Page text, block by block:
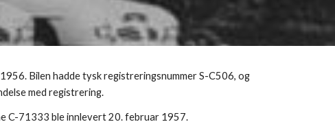
Bilen hadde tysk registreringsnummer S-C506, og
med registrering.
C-71333 ble innlevert 20. februar 1957.